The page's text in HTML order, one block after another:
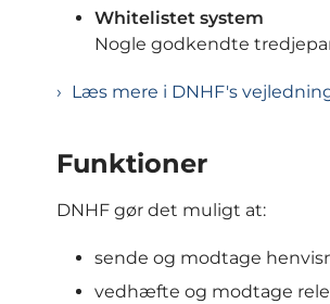
Whitelistet system
Nogle godkendte
Læs mere i DNHF's
Funktioner
DNHF gør det muligt at:
sende og modtage
vedhæfte og modtage